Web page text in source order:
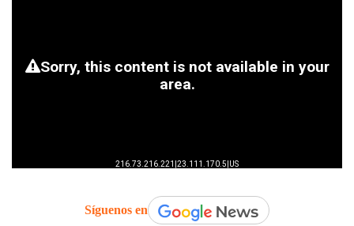
Síguenos en